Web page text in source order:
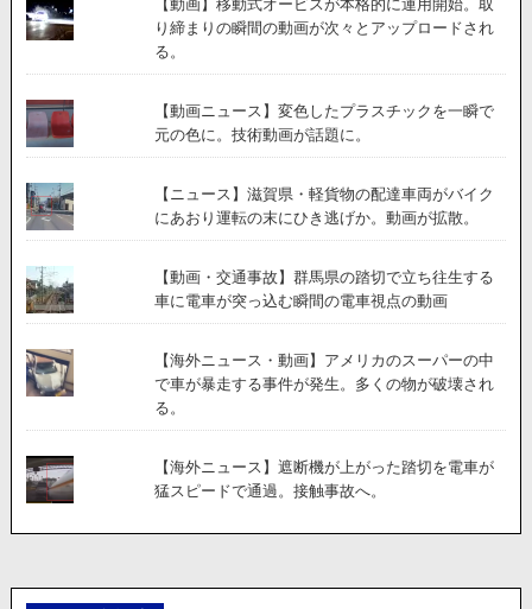
【動画】移動式オービスが本格的に運用開始。取
り締まりの瞬間の動画が次々とアップロードされ
る。
【動画ニュース】変色したプラスチックを一瞬で
元の色に。技術動画が話題に。
【ニュース】滋賀県・軽貨物の配達車両がバイク
にあおり運転の末にひき逃げか。動画が拡散。
【動画・交通事故】群馬県の踏切で立ち往生する
車に電車が突っ込む瞬間の電車視点の動画
【海外ニュース・動画】アメリカのスーパーの中
で車が暴走する事件が発生。多くの物が破壊され
る。
【海外ニュース】遮断機が上がった踏切を電車が
猛スピードで通過。接触事故へ。